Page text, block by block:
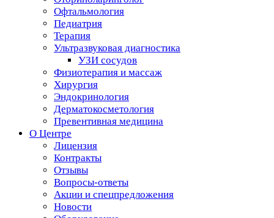
Офтальмология
Педиатрия
Терапия
Ультразвуковая диагностика
УЗИ сосудов
Физиотерапия и массаж
Хирургия
Эндокринология
Дерматокосметология
Превентивная медицина
О Центре
Лицензия
Контракты
Отзывы
Вопросы-ответы
Акции и спецпредложения
Новости